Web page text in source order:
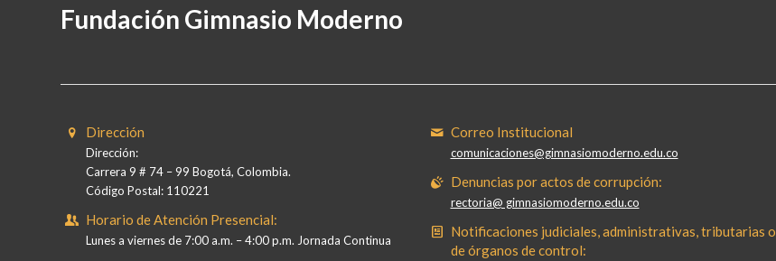
Fundación Gimnasio Moderno
Dirección
Dirección:
Carrera 9 # 74 – 99 Bogotá, Colombia.
Código Postal: 110221
Horario de Atención Presencial:
Lunes a viernes de 7:00 a.m. – 4:00 p.m. Jornada Continua
Correo Institucional
comunicaciones@gimnasiomoderno.edu.co
Denuncias por actos de corrupción:
rectoria@ gimnasiomoderno.edu.co
Notificaciones judiciales, administrativas, tributarias o
de órganos de control: